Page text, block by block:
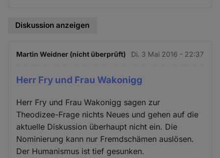
Diskussion anzeigen
Martin Weidner (nicht überprüft) Di. 3 Mai 2016 - 22:37
Herr Fry und Frau Wakonigg
Herr Fry und Frau Wakonigg sagen zur
Theodizee-Frage nichts Neues und gehen auf die
aktuelle Diskussion überhaupt nicht ein. Die
Nominierung kann nur Fremdschämen auslösen.
Der Humanismus ist tief gesunken.